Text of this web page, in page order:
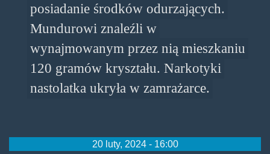
posiadanie środków odurzających.
Mundurowi znaleźli w
wynajmowanym przez nią mieszkaniu
120 gramów kryształu. Narkotyki
nastolatka ukryła w zamrażarce.
20 luty, 2024 - 16:00